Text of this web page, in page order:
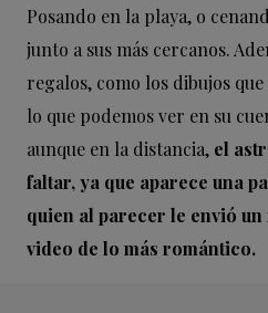
Posando en la playa, o
junto a sus más cercanos.
regalos, como los dibujos
lo que podemos ver en su
aunque en la distancia, el
faltar, ya que aparece una
quien al parecer le envió
video de lo más romántico.